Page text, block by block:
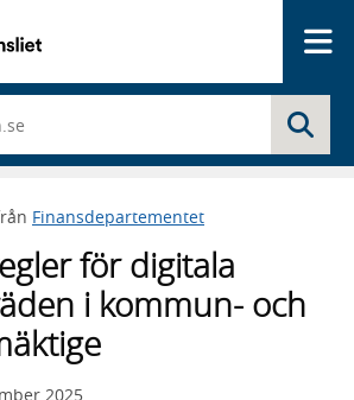
Finansdepartementet
för digitala
i kommun- och
2025